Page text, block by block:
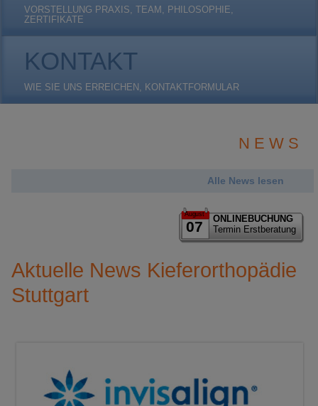
VORSTELLUNG PRAXIS, TEAM, PHILOSOPHIE,
ZERTIFIKATE
KONTAKT
WIE SIE UNS ERREICHEN, KONTAKTFORMULAR
N E W S
Alle News lesen
August
07
ONLINEBUCHUNG
Termin Erstberatung
Aktuelle News Kieferorthopädie
Stuttgart